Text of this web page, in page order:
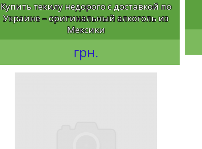
Купить текилу недорого с доставкой по
Украине – оригинальный алкоголь из
Мексики
грн.